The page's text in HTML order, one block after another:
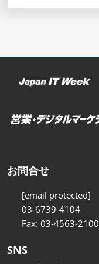
お問合せ
[email protected]
03-6739-4104
Fax: 03-4563-2100
SNS